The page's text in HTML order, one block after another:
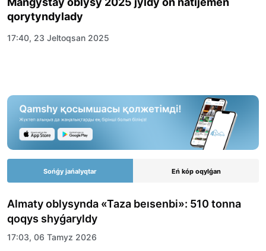
qorytyndylady
17:40, 23 Jeltoqsan 2025
Sońǵy jańalyqtar Eń kóp oqylǵan
Almaty oblysynda «Taza beısenbi»: 510 tonna
qoqys shyǵaryldy
17:03, 06 Tamyz 2026